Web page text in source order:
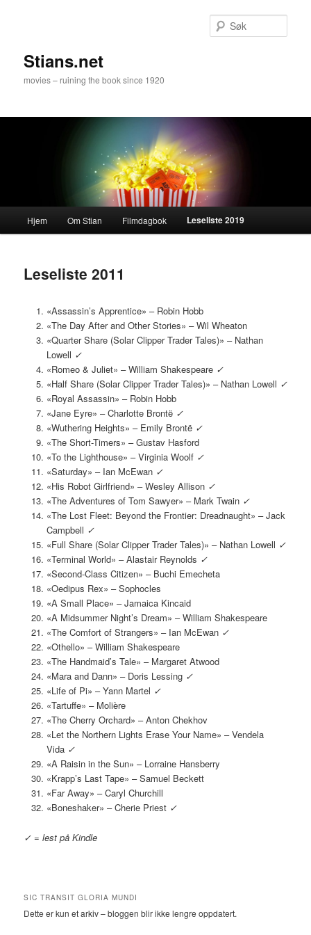
Stians.net
movies – ruining the book since 1920
Hjem Om Stian Filmdagbok Leseliste 2019
Leseliste 2011
«Assassin’s Apprentice» – Robin Hobb
«The Day After and Other Stories» – Wil Wheaton
«Quarter Share (Solar Clipper Trader Tales)» – Nathan
Lowell ✓
«Romeo & Juliet» – William Shakespeare ✓
«Half Share (Solar Clipper Trader Tales)» – Nathan Lowell ✓
«Royal Assassin» – Robin Hobb
«Jane Eyre» – Charlotte Brontë ✓
«Wuthering Heights» – Emily Brontë ✓
«The Short-Timers» – Gustav Hasford
«To the Lighthouse» – Virginia Woolf ✓
«Saturday» – Ian McEwan ✓
«His Robot Girlfriend» – Wesley Allison ✓
«The Adventures of Tom Sawyer» – Mark Twain ✓
«The Lost Fleet: Beyond the Frontier: Dreadnaught» – Jack
Campbell ✓
«Full Share (Solar Clipper Trader Tales)» – Nathan Lowell ✓
«Terminal World» – Alastair Reynolds ✓
«Second-Class Citizen» – Buchi Emecheta
«Oedipus Rex» – Sophocles
«A Small Place» – Jamaica Kincaid
«A Midsummer Night’s Dream» – William Shakespeare
«The Comfort of Strangers» – Ian McEwan ✓
«Othello» – William Shakespeare
«The Handmaid’s Tale» – Margaret Atwood
«Mara and Dann» – Doris Lessing ✓
«Life of Pi» – Yann Martel ✓
«Tartuffe» – Molière
«The Cherry Orchard» – Anton Chekhov
«Let the Northern Lights Erase Your Name» – Vendela
Vida ✓
«A Raisin in the Sun» – Lorraine Hansberry
«Krapp’s Last Tape» – Samuel Beckett
«Far Away» – Caryl Churchill
«Boneshaker» – Cherie Priest ✓
✓ = lest på Kindle
SIC TRANSIT GLORIA MUNDI
Dette er kun et arkiv – bloggen blir ikke lengre oppdatert.